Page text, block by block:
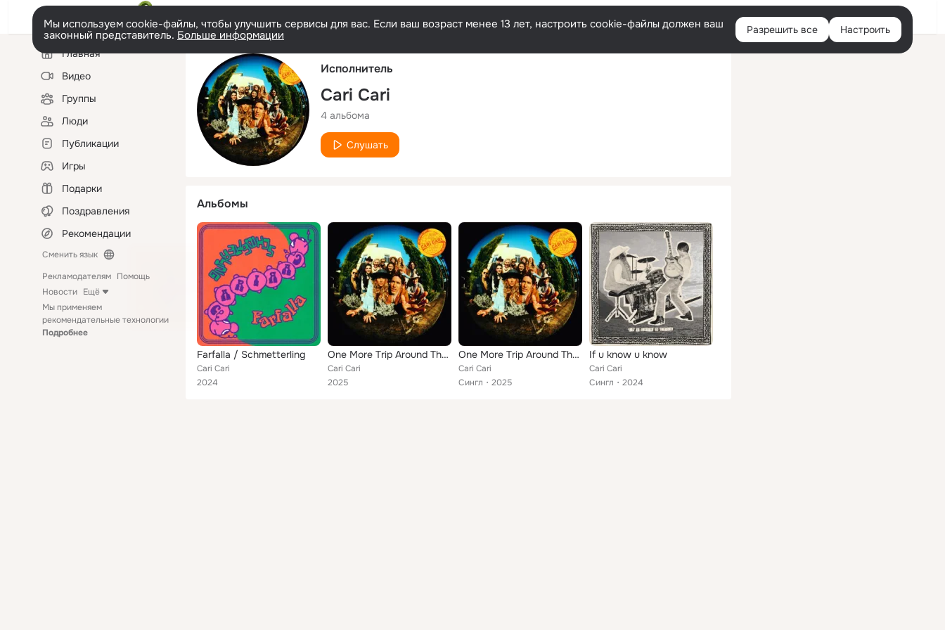
Русский Войти
Мы используем cookie-файлы, чтобы улучшить сервисы для вас. Если ваш возраст менее 13 лет, настроить cookie-файлы должен ваш
законный представитель. Больше информации Разрешить все Настроить
Левая
колонкаГлавная
Видео
Группы
Люди
Публикации
Игры
Подарки
Поздравления
Рекомендации
Сменить язык
Рекламодателям Помощь
Новости Ещё
Мы применяем
рекомендательные технологии
Подробнее
Исполнитель
Cari Cari
4 альбома
Слушать
Альбомы
Farfalla / Schmetterling
Cari Cari
2024
One More Trip Around The Sun
Cari Cari
2025
One More Trip Around The Sun
Cari Cari
Сингл
2025
If u know u know
Cari Cari
Сингл
2024